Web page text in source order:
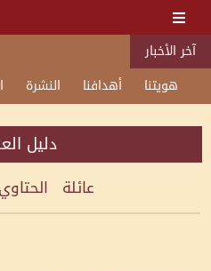
آخر الأخبار
هويتنا
أهدافنا النشرة
دليل
عائلة الحتاوي